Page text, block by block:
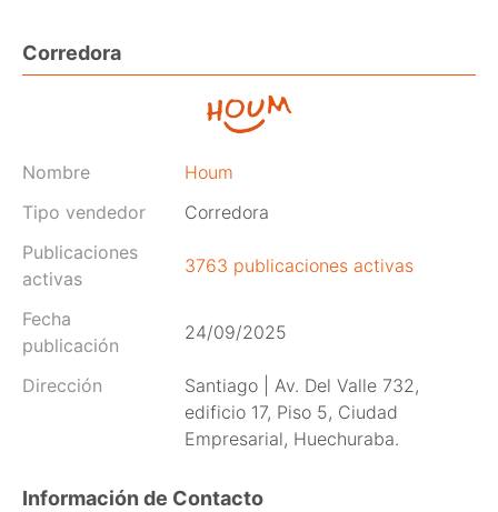
Corredora
Nombre
Houm
Tipo vendedor
Corredora
Publicaciones
activas
3763 publicaciones activas
Fecha
publicación
24/09/2025
Dirección
Santiago | Av. Del Valle 732,
edificio 17, Piso 5, Ciudad
Empresarial, Huechuraba.
Información de Contacto